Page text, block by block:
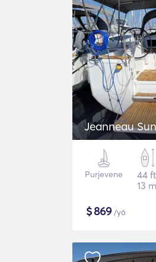
Jeanneau
Purjevene
44 ft
13 m
$869/yö